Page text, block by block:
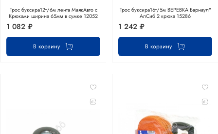
Трос буксира12т/6м лента МаякАвто с
Крюками ширина 65мм в сумке 12052
1 082 ₽
В корзину
Трос буксира16т/5м ВЕРЕВКА Барнаул"
АлСиб 2 крюка 15286
1 242 ₽
В корзину